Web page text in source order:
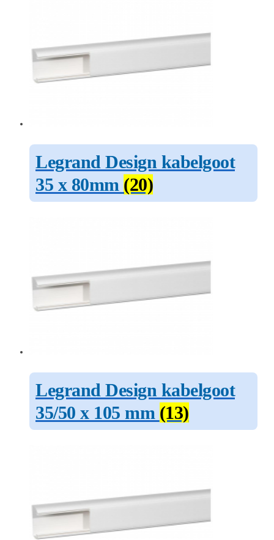
Legrand Design kabelgoot
35 x 80mm (20)
Legrand Design kabelgoot
35/50 x 105 mm (13)